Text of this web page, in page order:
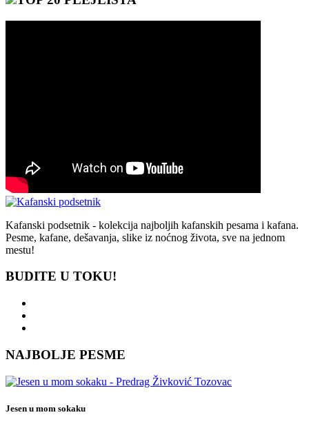
Kafanski podsetnik - kolekcija najboljih kafanskih pesama i kafana.
Pesme, kafane, dešavanja, slike iz noćnog života, sve na jednom
mestu!
BUDITE U TOKU!
NAJBOLJE PESME
Jesen u mom sokaku